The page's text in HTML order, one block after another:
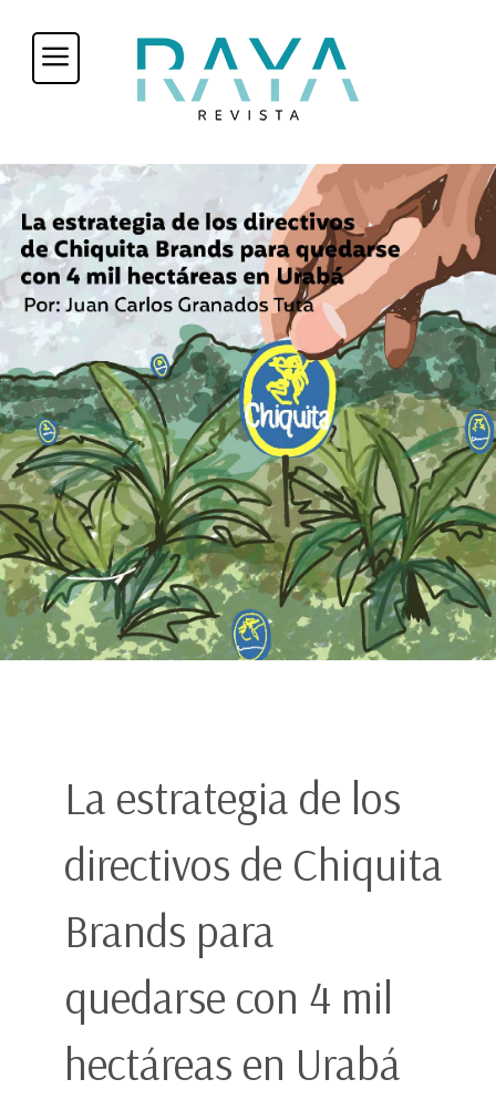
La estrategia de los
directivos de Chiquita
Brands para
quedarse con 4 mil
hectáreas en Urabá